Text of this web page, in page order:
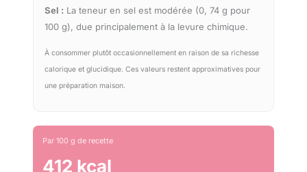
Sel : La teneur en sel est modérée (0, 74 g pour
100 g), due principalement à la levure chimique.
À consommer plutôt occasionnellement en raison de sa richesse
calorique et glucidique. Ces valeurs restent approximatives pour
une préparation maison.
Par 100 g de recette
412 kcal